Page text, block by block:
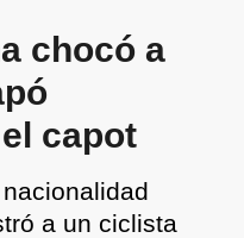
chocó a
capot
a un ciclista